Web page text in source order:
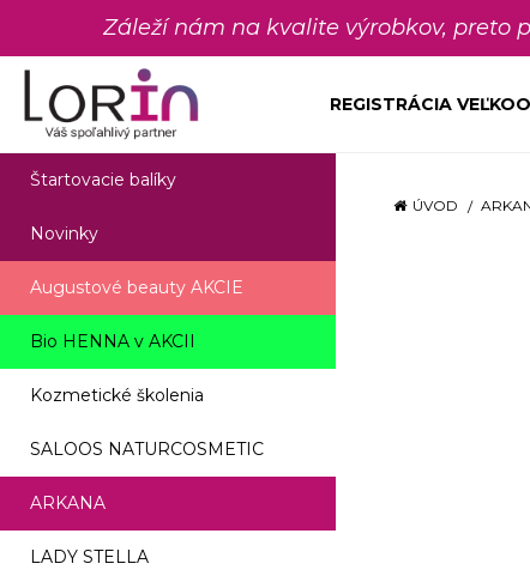
Záleží nám na kvalite výrobkov, preto
REGISTRÁCIA
Štartovacie balíky
Novinky
Augustové beauty AKCIE
Bio HENNA v AKCII
Kozmetické školenia
SALOOS NATURCOSMETIC
ARKANA
LADY STELLA
ÚVOD